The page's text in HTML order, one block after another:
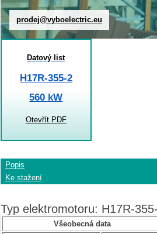
prodej@vyboelectric.eu
Datový list
H17R-355-2
560 kW
Otevřít PDF
Popis
Ke stažení
Typ elektromotoru: H17R-
Všeobecná data